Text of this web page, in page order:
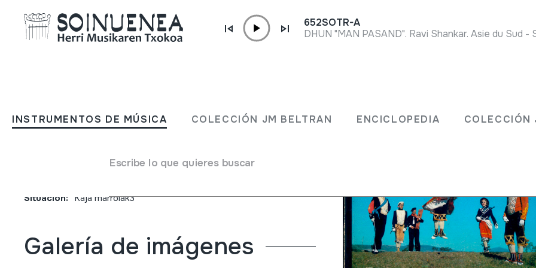
INSTRUMENTOS DE MÚSICA COLECCIÓN JM BELTRAN ENCICLOPEDIA COLECCIÓN
Escribe lo que quieres buscar
652SOTR-A
De canciones, danzas y musicos
Liburuak
Situación: Kaja marroiak3
Galería de imágenes